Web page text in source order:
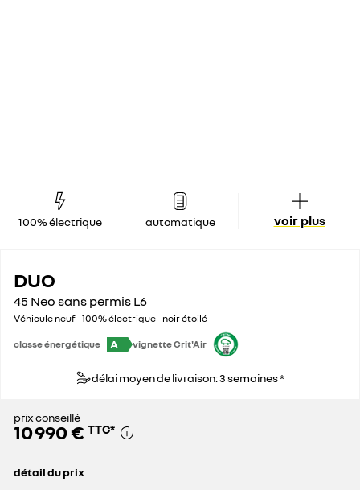
100% électrique automatique voir plus
DUO
45 Neo sans permis L6
Véhicule neuf - 100% électrique - noir étoilé
classe énergétique A vignette Crit'Air
délai moyen de livraison: 3 semaines *
prix conseillé
10 990 € TTC*
détail du prix